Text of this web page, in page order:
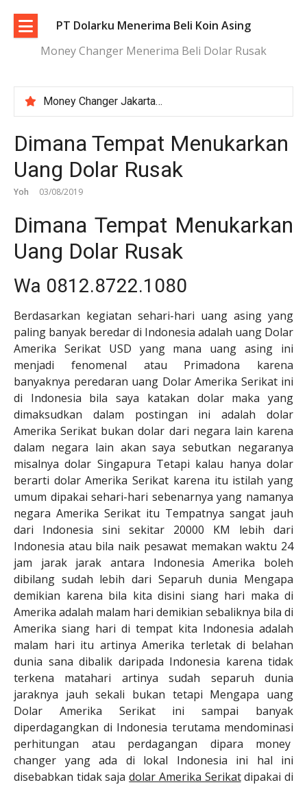
konten
PT Dolarku Menerima Beli Koin Asing
Money Changer Menerima Beli Dolar Rusak
Money Changer Jakarta | Layanan Aman dan Kurs Transparan
Penukaran Uang Asing Jakarta Aman, Transparan, dan Terpercaya
Tempat Tukar Koin Asing di Jakarta | Aman dan Terpercaya
Dimana Tempat Menukarkan
Uang Dolar Rusak
Yoh 03/08/2019
Dimana Tempat Menukarkan
Uang Dolar Rusak
Wa 0812.8722.1080
Berdasarkan kegiatan sehari-hari uang asing yang
paling banyak beredar di Indonesia adalah uang Dolar
Amerika Serikat USD yang mana uang asing ini
menjadi fenomenal atau Primadona karena
banyaknya peredaran uang Dolar Amerika Serikat ini
di Indonesia bila saya katakan dolar maka yang
dimaksudkan dalam postingan ini adalah dolar
Amerika Serikat bukan dolar dari negara lain karena
dalam negara lain akan saya sebutkan negaranya
misalnya dolar Singapura Tetapi kalau hanya dolar
berarti dolar Amerika Serikat karena itu istilah yang
umum dipakai sehari-hari sebenarnya yang namanya
negara Amerika Serikat itu Tempatnya sangat jauh
dari Indonesia sini sekitar 20000 KM lebih dari
Indonesia atau bila naik pesawat memakan waktu 24
jam jarak jarak antara Indonesia Amerika boleh
dibilang sudah lebih dari Separuh dunia Mengapa
demikian karena bila kita disini siang hari maka di
Amerika adalah malam hari demikian sebaliknya bila di
Amerika siang hari di tempat kita Indonesia adalah
malam hari itu artinya Amerika terletak di belahan
dunia sana dibalik daripada Indonesia karena tidak
terkena matahari artinya sudah separuh dunia
jaraknya jauh sekali bukan tetapi Mengapa uang
Dolar Amerika Serikat ini sampai banyak
diperdagangkan di Indonesia terutama mendominasi
perhitungan atau perdagangan dipara money
changer yang ada di lokal Indonesia ini hal ini
disebabkan tidak sajadolar Amerika Serikatdipakai di